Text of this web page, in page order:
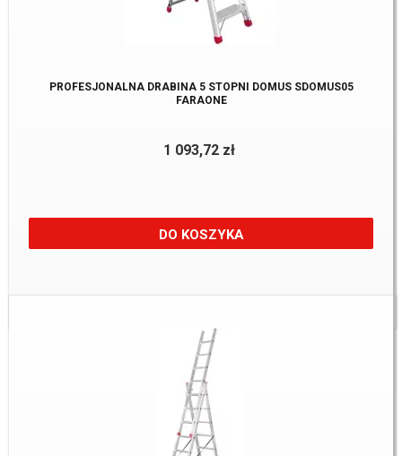
PROFESJONALNA DRABINA 5 STOPNI DOMUS SDOMUS05
FARAONE
1 093,72 zł
DO KOSZYKA
Dostępne:1 szt